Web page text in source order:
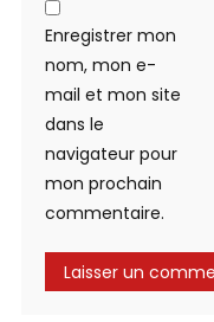
Enregistrer mon
nom, mon e-
mail et mon site
dans le
navigateur pour
mon prochain
commentaire.